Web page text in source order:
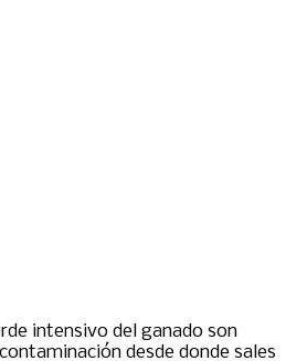
intensivo del ganado son
desde donde sales